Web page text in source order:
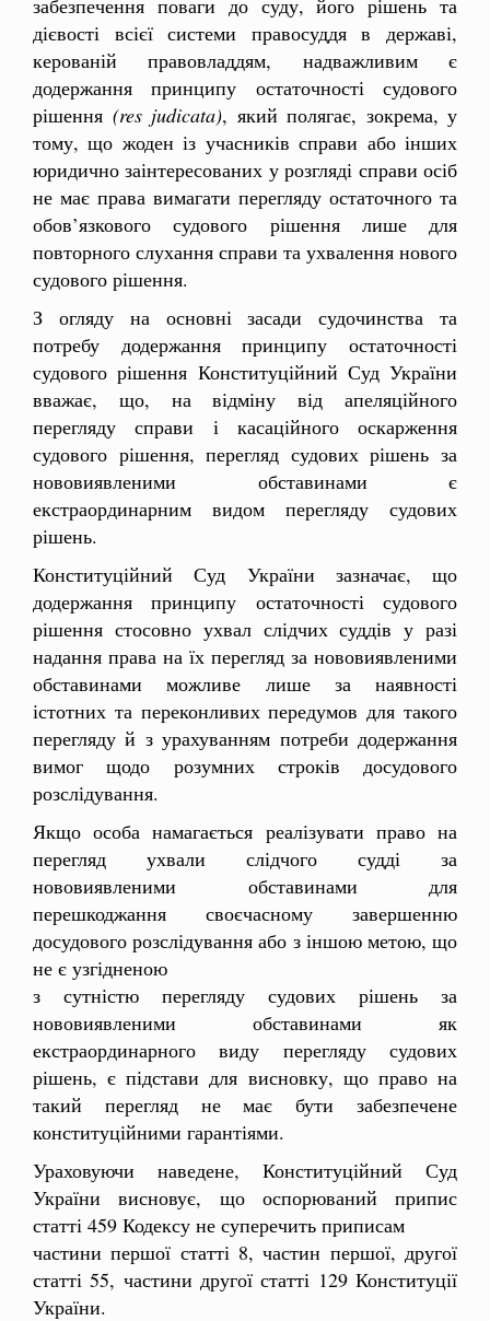
дієвості всієї системи правосуддя в державі,
керованій правовладдям, надважливим є
додержання принципу остаточності судового
рішення (res judicata), який полягає, зокрема, у
тому, що жоден із учасників справи або інших
юридично заінтересованих у розгляді справи осіб
не має права вимагати перегляду остаточного та
обов’язкового судового рішення лише для
повторного слухання справи та ухвалення нового
судового рішення.
З огляду на основні засади судочинства та
потребу додержання принципу остаточності
судового рішення Конституційний Суд України
вважає, що, на відміну від апеляційного
перегляду справи і касаційного оскарження
судового рішення, перегляд судових рішень за
нововиявленими обставинами є
екстраординарним видом перегляду судових
рішень.
Конституційний Суд України зазначає, що
додержання принципу остаточності судового
рішення стосовно ухвал слідчих суддів у разі
надання права на їх перегляд за нововиявленими
обставинами можливе лише за наявності
істотних та переконливих передумов для такого
перегляду й з урахуванням потреби додержання
вимог щодо розумних строків досудового
розслідування.
Якщо особа намагається реалізувати право на
перегляд ухвали слідчого судді за
нововиявленими обставинами для
перешкоджання своєчасному завершенню
досудового розслідування або з іншою метою, що
не є узгідненою
з сутністю перегляду судових рішень за
нововиявленими обставинами як
екстраординарного виду перегляду судових
рішень, є підстави для висновку, що право на
такий перегляд не має бути забезпечене
конституційними гарантіями.
Ураховуючи наведене, Конституційний Суд
України висновує, що оспорюваний припис
статті 459 Кодексу не суперечить приписам
частини першої статті 8, частин першої, другої
статті 55, частини другої статті 129 Конституції
України.